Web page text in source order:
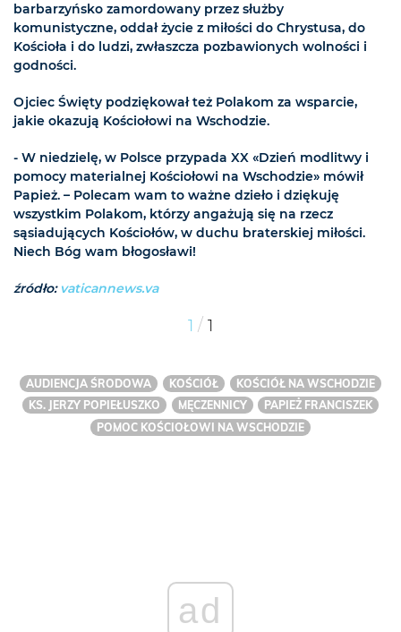
barbarzyńsko zamordowany przez służby
komunistyczne, oddał życie z miłości do Chrystusa, do
Kościoła i do ludzi, zwłaszcza pozbawionych wolności i
godności.
Ojciec Święty podziękował też Polakom za wsparcie,
jakie okazują Kościołowi na Wschodzie.
- W niedzielę, w Polsce przypada XX «Dzień modlitwy i
pomocy materialnej Kościołowi na Wschodzie» mówił
Papież. – Polecam wam to ważne dzieło i dziękuję
wszystkim Polakom, którzy angażują się na rzecz
sąsiadujących Kościołów, w duchu braterskiej miłości.
Niech Bóg wam błogosławi!
źródło: vaticannews.va
1 / 1
AUDIENCJA ŚRODOWA KOŚCIÓŁ
KOŚCIÓŁ NA WSCHODZIE
KS. JERZY POPIEŁUSZKO
MĘCZENNICY
PAPIEŻ FRANCISZEK
POMOC KOŚCIOŁOWI NA WSCHODZIE
ad